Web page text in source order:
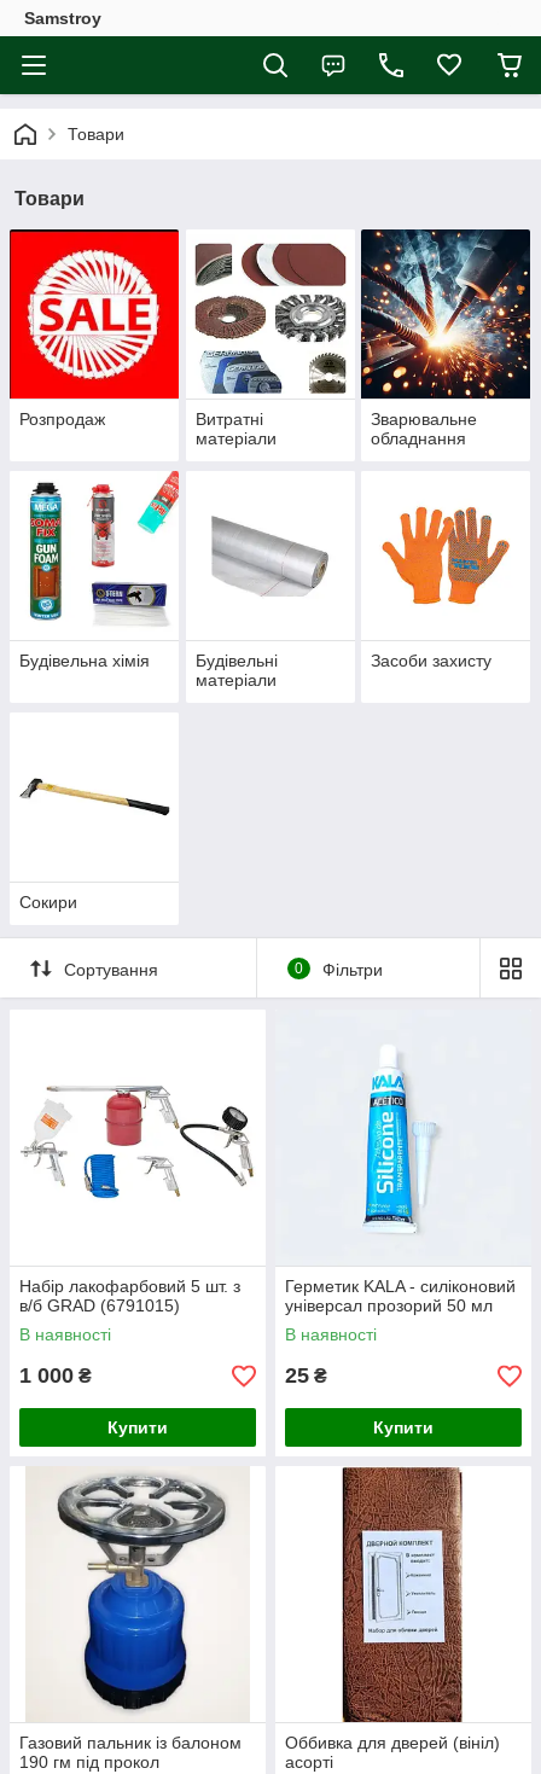
Samstroy
Товари
Товари
Розпродаж
Витратні
матеріали
Зварювальне
обладнання
Будівельна хімія
Будівельні
матеріали
Засоби захисту
Сокири
Сортування 0 Фільтри
Набір лакофарбовий 5 шт. з
в/б GRAD (6791015)
В наявності
1 000 ₴
Купити
Герметик KALA - силіконовий
універсал прозорий 50 мл
В наявності
25 ₴
Купити
Газовий пальник із балоном
190 гм під прокол
Оббивка для дверей (вініл)
асорті